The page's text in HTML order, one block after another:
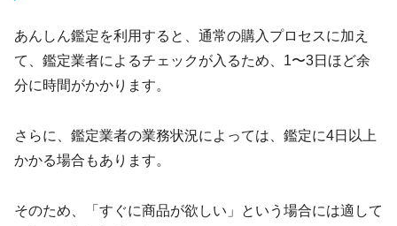
あんしん鑑定を利用すると、通常の購入プロセスに加え
て、鑑定業者によるチェックが入るため、1〜3日ほど余
分に時間がかかります。
さらに、鑑定業者の業務状況によっては、鑑定に4日以上
かかる場合もあります。
そのため、「すぐに商品が欲しい」という場合には適して